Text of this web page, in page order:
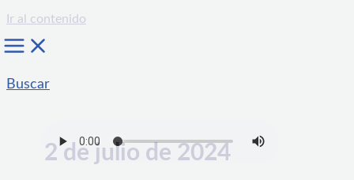
Ir al contenido
Buscar
2 de julio de 2024